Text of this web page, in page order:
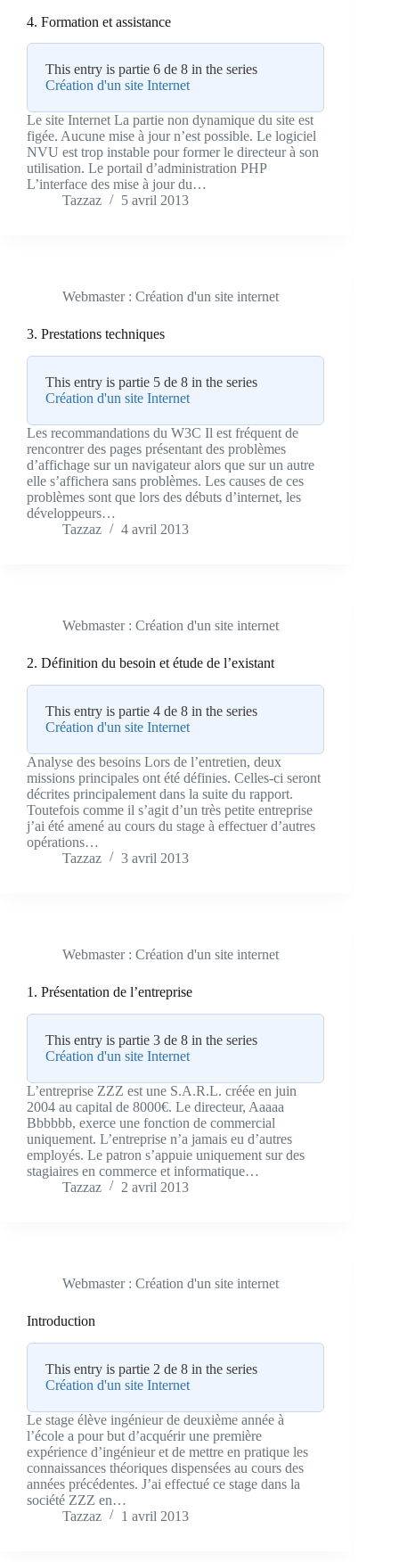
4. Formation et assistance
This entry is partie 6 de 8 in the series
Création d'un site Internet
Le site Internet La partie non dynamique du site est
figée. Aucune mise à jour n’est possible. Le logiciel
NVU est trop instable pour former le directeur à son
utilisation. Le portail d’administration PHP
L’interface des mise à jour du…
Tazzaz
5 avril 2013
Webmaster : Création d'un site internet
3. Prestations techniques
This entry is partie 5 de 8 in the series
Création d'un site Internet
Les recommandations du W3C Il est fréquent de
rencontrer des pages présentant des problèmes
d’affichage sur un navigateur alors que sur un autre
elle s’affichera sans problèmes. Les causes de ces
problèmes sont que lors des débuts d’internet, les
développeurs…
Tazzaz
4 avril 2013
Webmaster : Création d'un site internet
2. Définition du besoin et étude de l’existant
This entry is partie 4 de 8 in the series
Création d'un site Internet
Analyse des besoins Lors de l’entretien, deux
missions principales ont été définies. Celles-ci seront
décrites principalement dans la suite du rapport.
Toutefois comme il s’agit d’un très petite entreprise
j’ai été amené au cours du stage à effectuer d’autres
opérations…
Tazzaz
3 avril 2013
Webmaster : Création d'un site internet
1. Présentation de l’entreprise
This entry is partie 3 de 8 in the series
Création d'un site Internet
L’entreprise ZZZ est une S.A.R.L. créée en juin
2004 au capital de 8000€. Le directeur, Aaaaa
Bbbbbb, exerce une fonction de commercial
uniquement. L’entreprise n’a jamais eu d’autres
employés. Le patron s’appuie uniquement sur des
stagiaires en commerce et informatique…
Tazzaz
2 avril 2013
Webmaster : Création d'un site internet
Introduction
This entry is partie 2 de 8 in the series
Création d'un site Internet
Le stage élève ingénieur de deuxième année à
l’école a pour but d’acquérir une première
expérience d’ingénieur et de mettre en pratique les
connaissances théoriques dispensées au cours des
années précédentes. J’ai effectué ce stage dans la
société ZZZ en…
Tazzaz
1 avril 2013